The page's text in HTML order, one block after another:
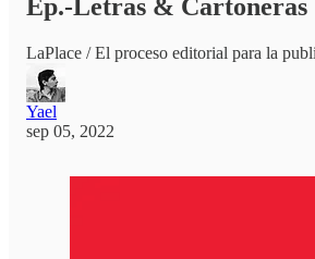
Ep.-Letras & Cartoneras
LaPlace / El proceso editorial para la
Yael
sep 05, 2022